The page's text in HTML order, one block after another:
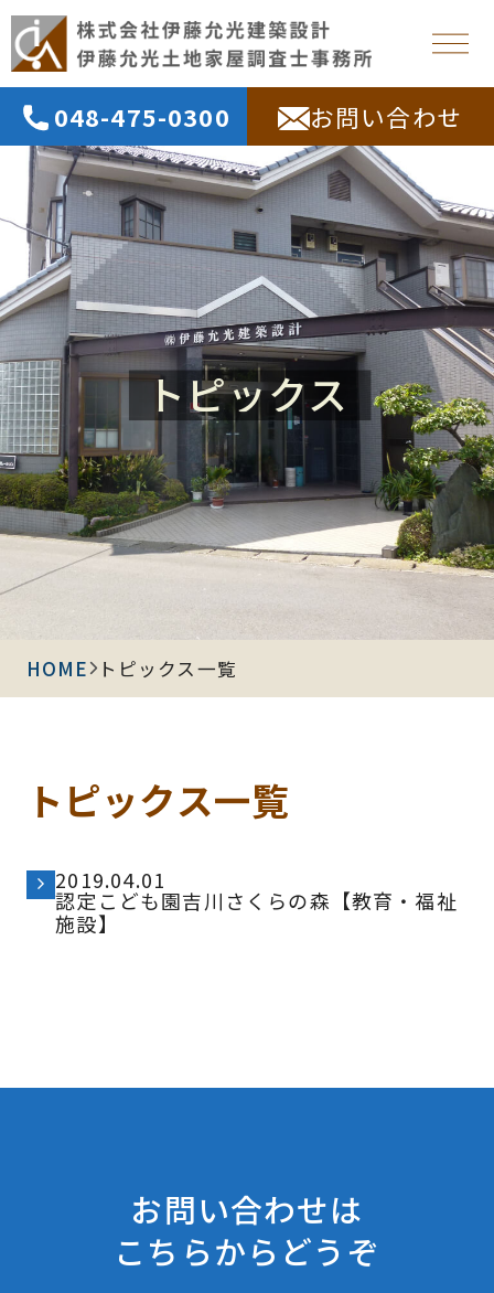
048-475-0300 お問い合わせ
トピックス
HOME トピックス一覧
トピックス一覧
2019.04.01
認定こども園吉川さくらの森【教育・福祉
施設】
お問い合わせは
こちらからどうぞ